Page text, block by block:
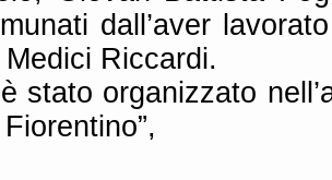
dall’aver
Riccardi.
stato organizzato